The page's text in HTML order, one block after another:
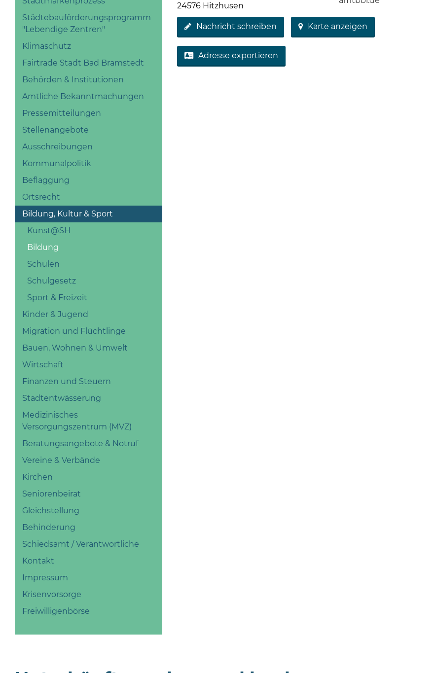
Städtebauförderungsprogramm
"Lebendige Zentren"
Klimaschutz
Fairtrade Stadt Bad Bramstedt
Behörden & Institutionen
Amtliche Bekanntmachungen
Pressemitteilungen
Stellenangebote
Ausschreibungen
Kommunalpolitik
Beflaggung
Ortsrecht
Bildung, Kultur & Sport
Kunst@SH
Bildung
Schulen
Schulgesetz
Sport & Freizeit
Kinder & Jugend
Migration und Flüchtlinge
Bauen, Wohnen & Umwelt
Wirtschaft
Finanzen und Steuern
Stadtentwässerung
Medizinisches
Versorgungszentrum (MVZ)
Beratungsangebote & Notruf
Vereine & Verbände
Kirchen
Seniorenbeirat
Gleichstellung
Behinderung
Schiedsamt / Verantwortliche
Kontakt
Impressum
Krisenvorsorge
Freiwilligenbörse
24576 Hitzhusen
Nachricht schreiben Karte anzeigen
Adresse exportieren